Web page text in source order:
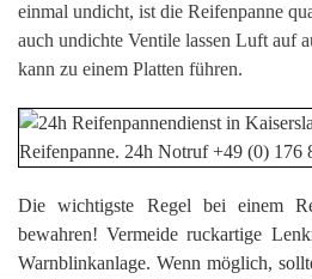
einmal undicht, ist die Reifenpanne
auch undichte Ventile lassen Luft auf
kann zu einem Platten führen.
Die wichtigste Regel bei einem
bewahren! Vermeide ruckartige
Warnblinkanlage. Wenn möglich,